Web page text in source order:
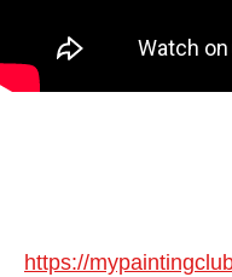
https://